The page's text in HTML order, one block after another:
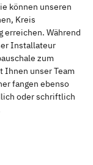
können unseren
Kreis
erreichen. Während
Installateur
zum
Ihnen unser Team
fangen ebenso
oder schriftlich